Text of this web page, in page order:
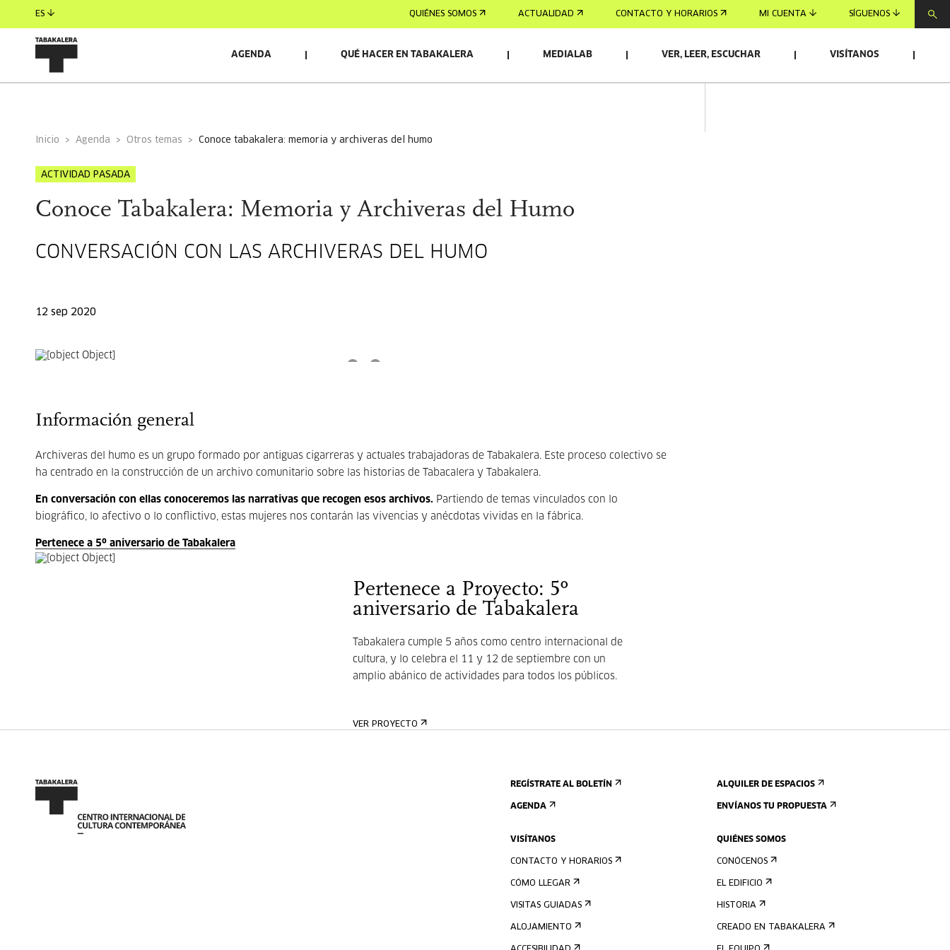
ES QUIÉNES SOMOS ACTUALIDAD CONTACTO Y HORARIOS MI CUENTA SÍGUENOS
AGENDA QUÉ HACER EN TABAKALERA MEDIALAB VER, LEER, ESCUCHAR VISÍTANOS
Inicio Agenda Otros temas conoce tabakalera: memoria y archiveras del humo
ACTIVIDAD PASADA
Conoce Tabakalera: Memoria y Archiveras del Humo
CONVERSACIÓN CON LAS ARCHIVERAS DEL HUMO
12 sep 2020
Información general
Archiveras del humo es un grupo formado por antiguas cigarreras y actuales trabajadoras de Tabakalera. Este proceso colectivo se
ha centrado en la construcción de un archivo comunitario sobre las historias de Tabacalera y Tabakalera.
En conversación con ellas conoceremos las narrativas que recogen esos archivos. Partiendo de temas vinculados con lo
biográfico, lo afectivo o lo conflictivo, estas mujeres nos contarán las vivencias y anécdotas vividas en la fábrica.
Pertenece a 5º aniversario de Tabakalera
Pertenece a Proyecto: 5º
aniversario de Tabakalera
Tabakalera cumple 5 años como centro internacional de
cultura, y lo celebra el 11 y 12 de septiembre con un
amplio abánico de actividades para todos los públicos.
VER PROYECTO
REGÍSTRATE AL BOLETÍN
AGENDA
VISÍTANOS
CONTACTO Y HORARIOS
CÓMO LLEGAR
VISITAS GUIADAS
ALOJAMIENTO
ALQUILER DE ESPACIOS
ENVÍANOS TU PROPUESTA
QUIÉNES SOMOS
CONÓCENOS
EL EDIFICIO
HISTORIA
CREADO EN TABAKALERA